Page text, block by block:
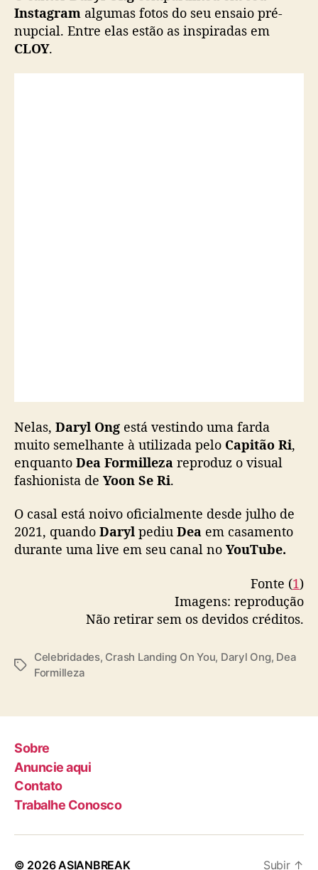
f
a
m
p
r
a
d
m
C
r
L
a
d
o
Instagram algumas fotos do seu ensaio pré-
nupcial. Entre elas estão as inspiradas em
CLOY.
Nelas, Daryl Ong está vestindo uma farda
muito semelhante à utilizada pelo Capitão Ri,
enquanto Dea Formilleza reproduz o visual
fashionista de Yoon Se Ri.
O casal está noivo oficialmente desde julho de
2021, quando Daryl pediu Dea em casamento
durante uma live em seu canal no YouTube.
Fonte (1)
Imagens: reprodução
Não retirar sem os devidos créditos.
T
Celebridades, Crash Landing On You, Daryl Ong, Dea
Formilleza
Sobre
Anuncie aqui
Contato
Trabalhe Conosco
© 2026ASIANBREAK Subir ↑